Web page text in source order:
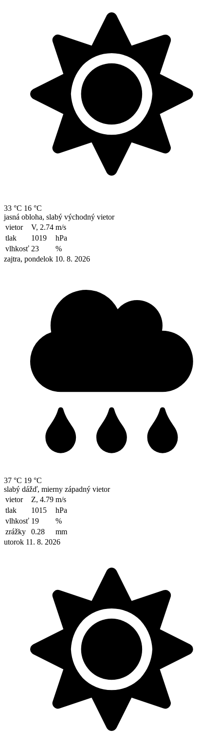
33 °C 16 °C
jasná obloha, slabý východný vietor
vietor
V, 2.74 m/s
tlak
1019
hPa
vlhkosť 23
%
zajtra, pondelok 10. 8. 2026
37 °C 19 °C
slabý dážď, mierny západný vietor
vietor
Z, 4.79 m/s
tlak
1015
hPa
vlhkosť 19
%
zrážky
0.28
mm
utorok 11. 8. 2026